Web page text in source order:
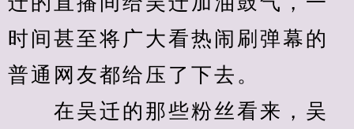
时间甚至将广大看热闹刷弹幕的
普通网友都给压了下去。
在吴迁的那些粉丝看来，吴